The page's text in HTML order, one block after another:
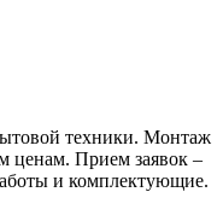
техники. Монтаж
ценам. Прием заявок –
и комплектующие.